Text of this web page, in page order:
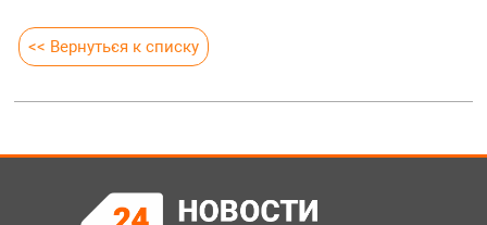
<< Вернуться к списку